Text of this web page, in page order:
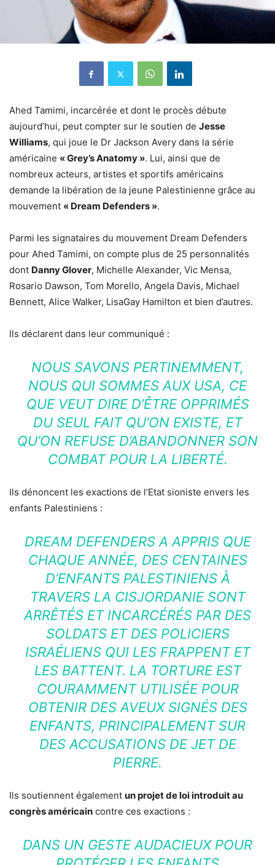
Ahed Tamimi, incarcérée et dont le procès débute
aujourd’hui, peut compter sur le soutien de Jesse
Williams, qui joue le Dr Jackson Avery dans la série
américaine « Grey’s Anatomy ». Lui, ainsi que de
nombreux acteurs, artistes et sportifs américains
demande la libération de la jeune Palestinienne grâce au
mouvement « Dream Defenders ».
Parmi les signataires du mouvement Dream Defenders
pour Ahed Tamimi, on compte plus de 25 personnalités
dont Danny Glover, Michelle Alexander, Vic Mensa,
Rosario Dawson, Tom Morello, Angela Davis, Michael
Bennett, Alice Walker, LisaGay Hamilton et bien d’autres.
Ils déclarent dans leur communiqué :
NOUS SAVONS PERTINEMMENT,
NOUS QUI SOMMES AUX USA, CE
QUE VEUT DIRE D’ÊTRE OPPRIMÉS
DU SEUL FAIT QU’ON EXISTE, ET
QU’ON REFUSE D’ABANDONNER SON
COMBAT POUR LA LIBERTÉ.
Ils dénoncent les exactions de l’Etat sioniste envers les
enfants Palestiniens :
DREAM DEFENDERS A APPRIS QUE
CHAQUE ANNÉE, DES CENTAINES
D’ENFANTS PALESTINIENS À
TRAVERS LA CISJORDANIE SONT
ARRÊTÉS ET INCARCÉRÉS PAR DES
SOLDATS ET DES POLICIERS
ISRAÉLIENS QUI LES FRAPPENT ET
LES BATTENT. LA TORTURE EST
COURAMMENT UTILISÉE POUR
OBTENIR DES AVEUX SIGNÉS DES
ENFANTS, PRINCIPALEMENT SUR
DES ACCUSATIONS DE JET DE
PIERRE.
Ils soutiennent également un projet de loi introduit au
congrès américain contre ces exactions :
DANS UN GESTE AUDACIEUX POUR